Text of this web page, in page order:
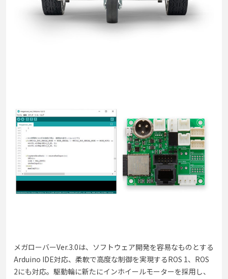
メガローバーVer.3.0は、ソフトウェア開発を容易なものとする
Arduino IDE対応、柔軟で高度な制御を実現するROS 1、ROS
2にも対応。駆動輪に新たにインホイールモーターを採用し、